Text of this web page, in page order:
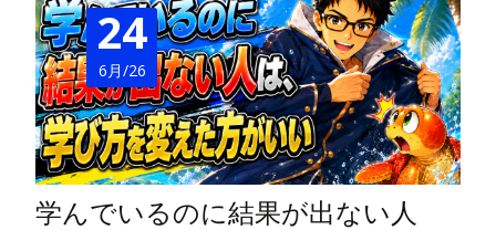
24
6月/26
学んでいるのに結果が出ない人